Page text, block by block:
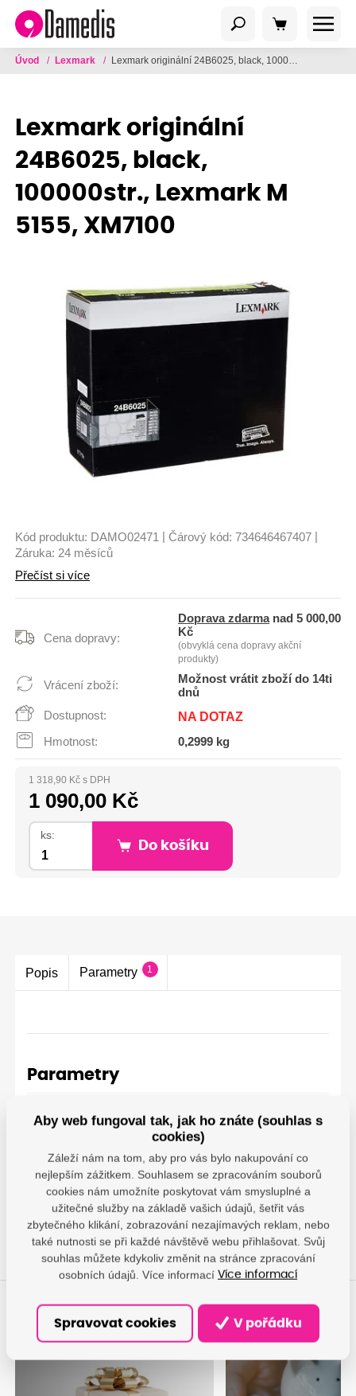
Úvod / Lexmark / Lexmark originální 24B6025, black, 100000str., Lexmark M 5155, XM7100
Lexmark originální
24B6025, black,
100000str., Lexmark M
5155, XM7100
Kód produktu: DAMO02471 Čárový kód: 734646467407
Záruka: 24 měsíců
Přečíst si více
Cena dopravy:
Doprava zdarmanad 5 000,00
Kč
(obvyklá cena dopravy akční
produkty)
Vrácení zboží:
Možnost vrátit zboží do 14ti
dnů
Dostupnost:
NA DOTAZ
Hmotnost: 0,2999 kg
1 318,90 Kč s DPH
1 090,00 Kč
ks:
Do košíku
Popis Parametry 1
Parametry
Výrobce
Lexmark - Lexmark
International
Technology Hungária
Kft.; Budapest, Lechner
Ödön fasor 8, 1095
HU;
aherbut@lexmark.com
Aby web fungoval tak, jak ho znáte (souhlas s
cookies)
Záleží nám na tom, aby pro vás bylo nakupování co
nejlepším zážitkem. Souhlasem se zpracováním souborů
cookies nám umožníte poskytovat vám smysluplné a
užitečné služby na základě vašich údajů, šetřit vás
zbytečného klikání, zobrazování nezajímavých reklam, nebo
také nutnosti se při každé návštěvě webu přihlašovat. Svůj
souhlas můžete kdykoliv změnit na stránce zpracování
osobních údajů. Více informací Více informací
Spravovat cookies V pořádku